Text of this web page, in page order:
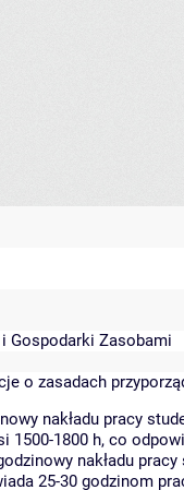
Gospodarki Zasobami
o zasadach
nakładu pracy
1500-1800 h, co
nakładu
25-30 godzinom